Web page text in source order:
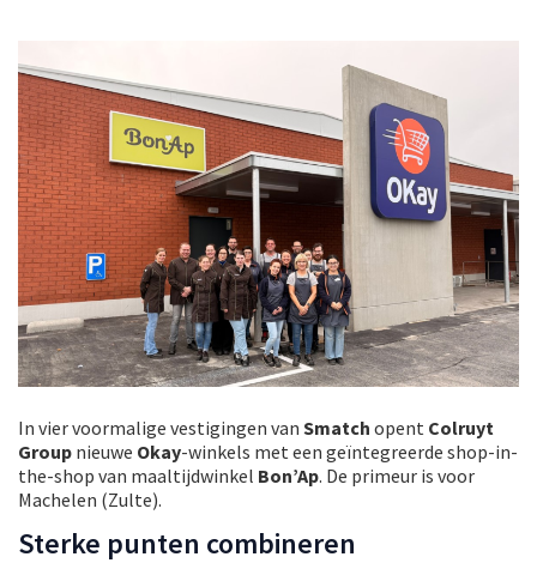
In vier voormalige vestigingen van Smatch opent Colruyt
Group nieuwe Okay-winkels met een geïntegreerde shop-in-
the-shop van maaltijdwinkel Bon’Ap. De primeur is voor
Machelen (Zulte).
Sterke punten combineren